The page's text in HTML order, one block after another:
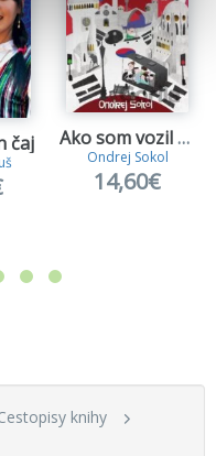
čaj Ako som vozil Kórejcov
Ondrej Sokol
14,60€
knihy